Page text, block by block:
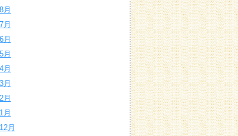
月
月
月
月
月
月
月
月
月